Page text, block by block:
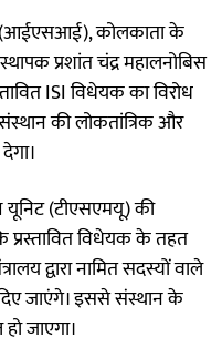
(आईएसआई), कोलकाता के
प्रशांत चंद्र महालनोबिस
ISI विधेयक का विरोध
की लोकतांत्रिक और
यूनिट (टीएसएमयू) की
प्रस्तावित विधेयक के तहत
द्वारा नामित सदस्यों वाले
जाएंगे। इससे संस्थान के
जाएगा।